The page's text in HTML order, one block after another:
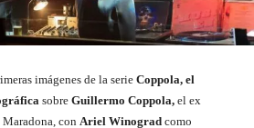
imágenes de la serie Coppola, el
sobre Guillermo Coppola, el ex
con Ariel Winograd como